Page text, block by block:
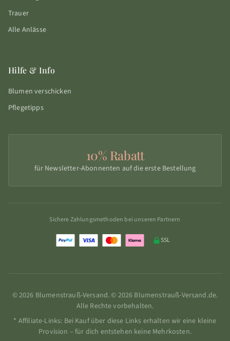
Trauer
Alle Anlässe
Hilfe & Info
Blumen verschicken
Pflegetipps
10% Rabatt
für Newsletter-Abonnenten auf die erste Bestellung
Sichere Zahlungsmethoden bei unseren Partnern
SSL
© 2026 Blumenstrauß-Versand. © 2026 Blumenstrauß-Versand.de.
Alle Rechte vorbehalten.
* Affiliate-Links: Bei Kauf über diese Links erhalten wir eine kleine
Provision – für dich entstehen keine Mehrkosten.